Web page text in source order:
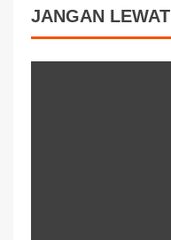
JANGAN